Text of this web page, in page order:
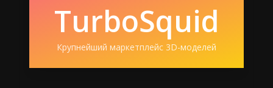
TurboSquid
Крупнейший маркетплейс 3D-моделей